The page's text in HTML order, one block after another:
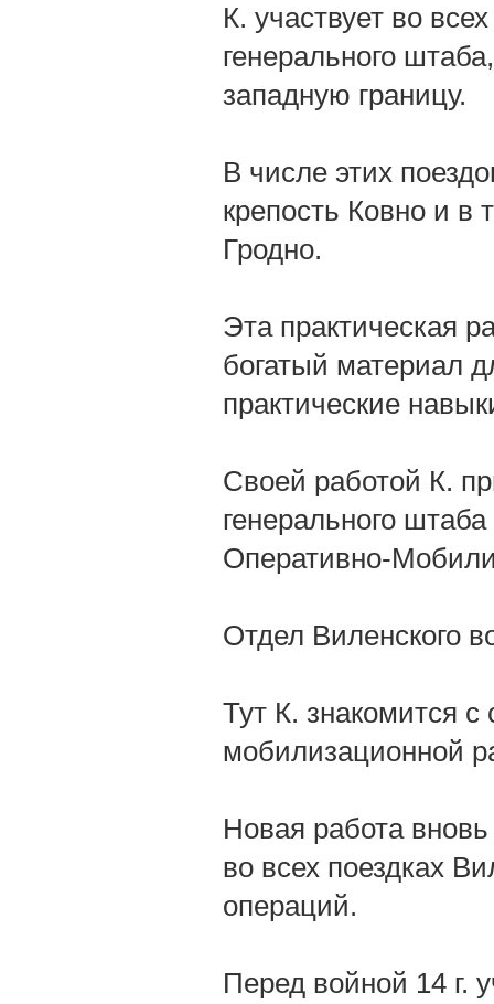
К. участвует во
генерального
западную границу.
В числе этих
крепость Ковно и в
Гродно.
Эта практическая
богатый материал
практические
Своей работой К.
генерального
Оперативно-
Отдел Виленского
Тут К. знакомится
мобилизационной
Новая работа вновь
во всех поездках
операций.
Перед войной 14 г.